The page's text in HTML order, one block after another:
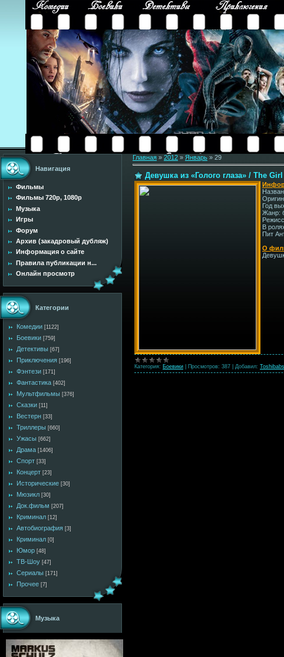
Навигация
Фильмы
Фильмы 720p, 1080p
Музыка
Игры
Форум
Архив (закадровый дубляж)
Информация о сайте
Правила публикации н...
Онлайн просмотр
Категории
Комедии [1122]
Боевики [759]
Детективы [67]
Приключения [196]
Фэнтези [171]
Фантастика [402]
Мультфильмы [376]
Сказки [11]
Вестерн [33]
Триллеры [660]
Ужасы [662]
Драма [1406]
Спорт [33]
Концерт [23]
Исторические [30]
Мюзикл [30]
Док.фильм [207]
Криминал [12]
Автобиография [3]
Криминал [0]
Юмор [48]
ТВ-Шоу [47]
Сериалы [171]
Прочее [7]
Музыка
Главная » 2012 » Январь » 29
Девушка из «Голого глаза» / The
Год
Жанр:
В
Пит
О
Категория: Боевики Просмотров: 387 Добавил: